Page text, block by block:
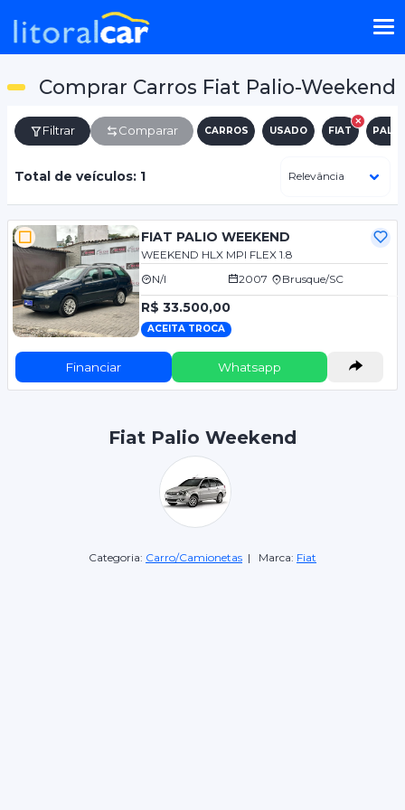
Comprar Carros Fiat Palio-Weekend
Filtrar Comparar CARROS USADO FIAT
Total de veículos: 1
FIAT PALIO WEEKEND
WEEKEND HLX MPI FLEX 1.8
N/I
2007 Brusque/SC
R$ 33.500,00
ACEITA TROCA
Financiar Whatsapp
Fiat Palio Weekend
Categoria: Carro/Camionetas | Marca: Fiat